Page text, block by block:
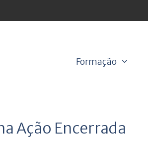
Formação
Ação Encerrada